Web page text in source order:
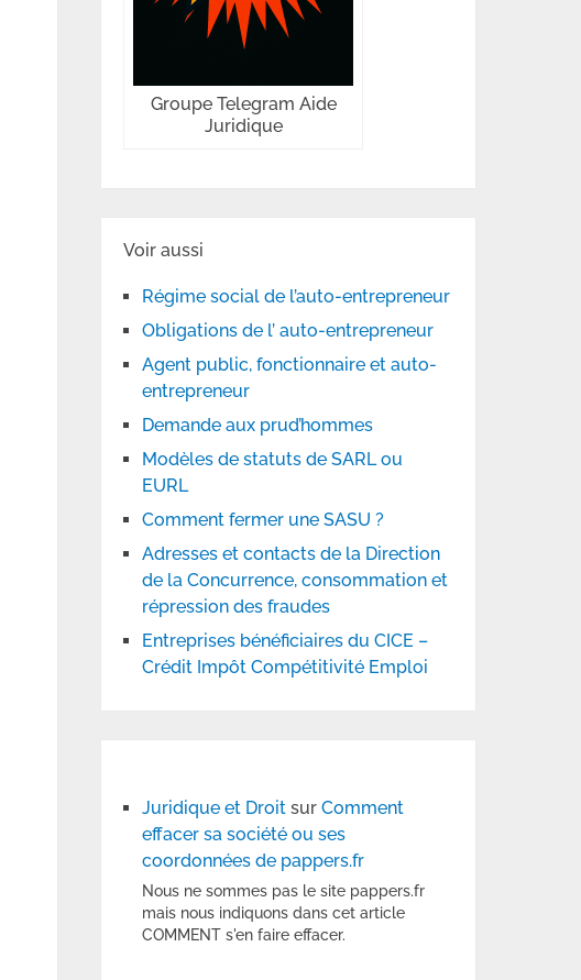
Groupe Telegram Aide
Juridique
Voir aussi
Régime social de l’auto-entrepreneur
Obligations de l’ auto-entrepreneur
Agent public, fonctionnaire et auto-
entrepreneur
Demande aux prud’hommes
Modèles de statuts de SARL ou
EURL
Comment fermer une SASU ?
Adresses et contacts de la Direction
de la Concurrence, consommation et
répression des fraudes
Entreprises bénéficiaires du CICE –
Crédit Impôt Compétitivité Emploi
Juridique et Droit surComment
effacer sa société ou ses
coordonnées de pappers.fr
Nous ne sommes pas le site pappers.fr
mais nous indiquons dans cet article
COMMENT s'en faire effacer.